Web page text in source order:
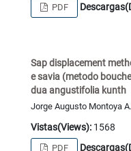
PDF
Sap displacement
e savia (metodo
dua angustifolia kunth
Jorge Augusto Montoya A.
Vistas(Views):1568
PDF